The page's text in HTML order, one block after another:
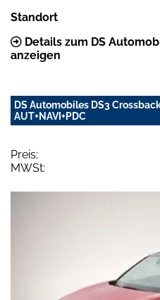
Standort
Details zum DS
anzeigen
DS Automobiles DS3
AUT+NAVI+PDC
Preis:
MWSt: